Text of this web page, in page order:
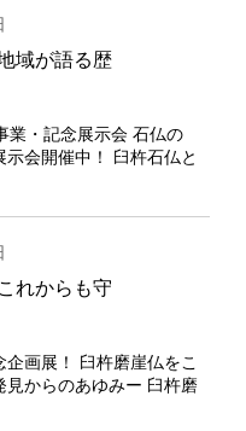
域が語る歴
業・記念展示会 石仏の
会開催中！ 臼杵石仏と
れからも守
画展！ 臼杵磨崖仏をこ
からのあゆみー 臼杵磨